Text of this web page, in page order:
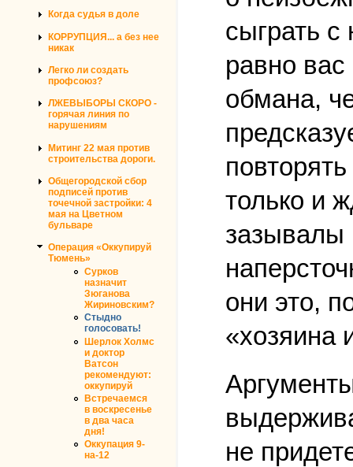
Когда судья в доле
КОРРУПЦИЯ... а без нее
никак
Легко ли создать
профсоюз?
ЛЖЕВЫБОРЫ СКОРО -
горячая линия по
нарушениям
Митинг 22 мая против
строительства дороги.
Общегородской сбор
подписей против
точечной застройки: 4
мая на Цветном
бульваре
Операция «Оккупируй
Тюмень»
Сурков
назначит
Зюганова
Жириновским?
Стыдно
голосовать!
Шерлок Холмс
и доктор
Ватсон
рекомендуют:
оккупируй
Встречаемся
в воскресенье
в два часа
дня!
Оккупация 9-
на-12
сыграть
равно
обмана,
только и
зазывалы
они это,
«хозяина
не